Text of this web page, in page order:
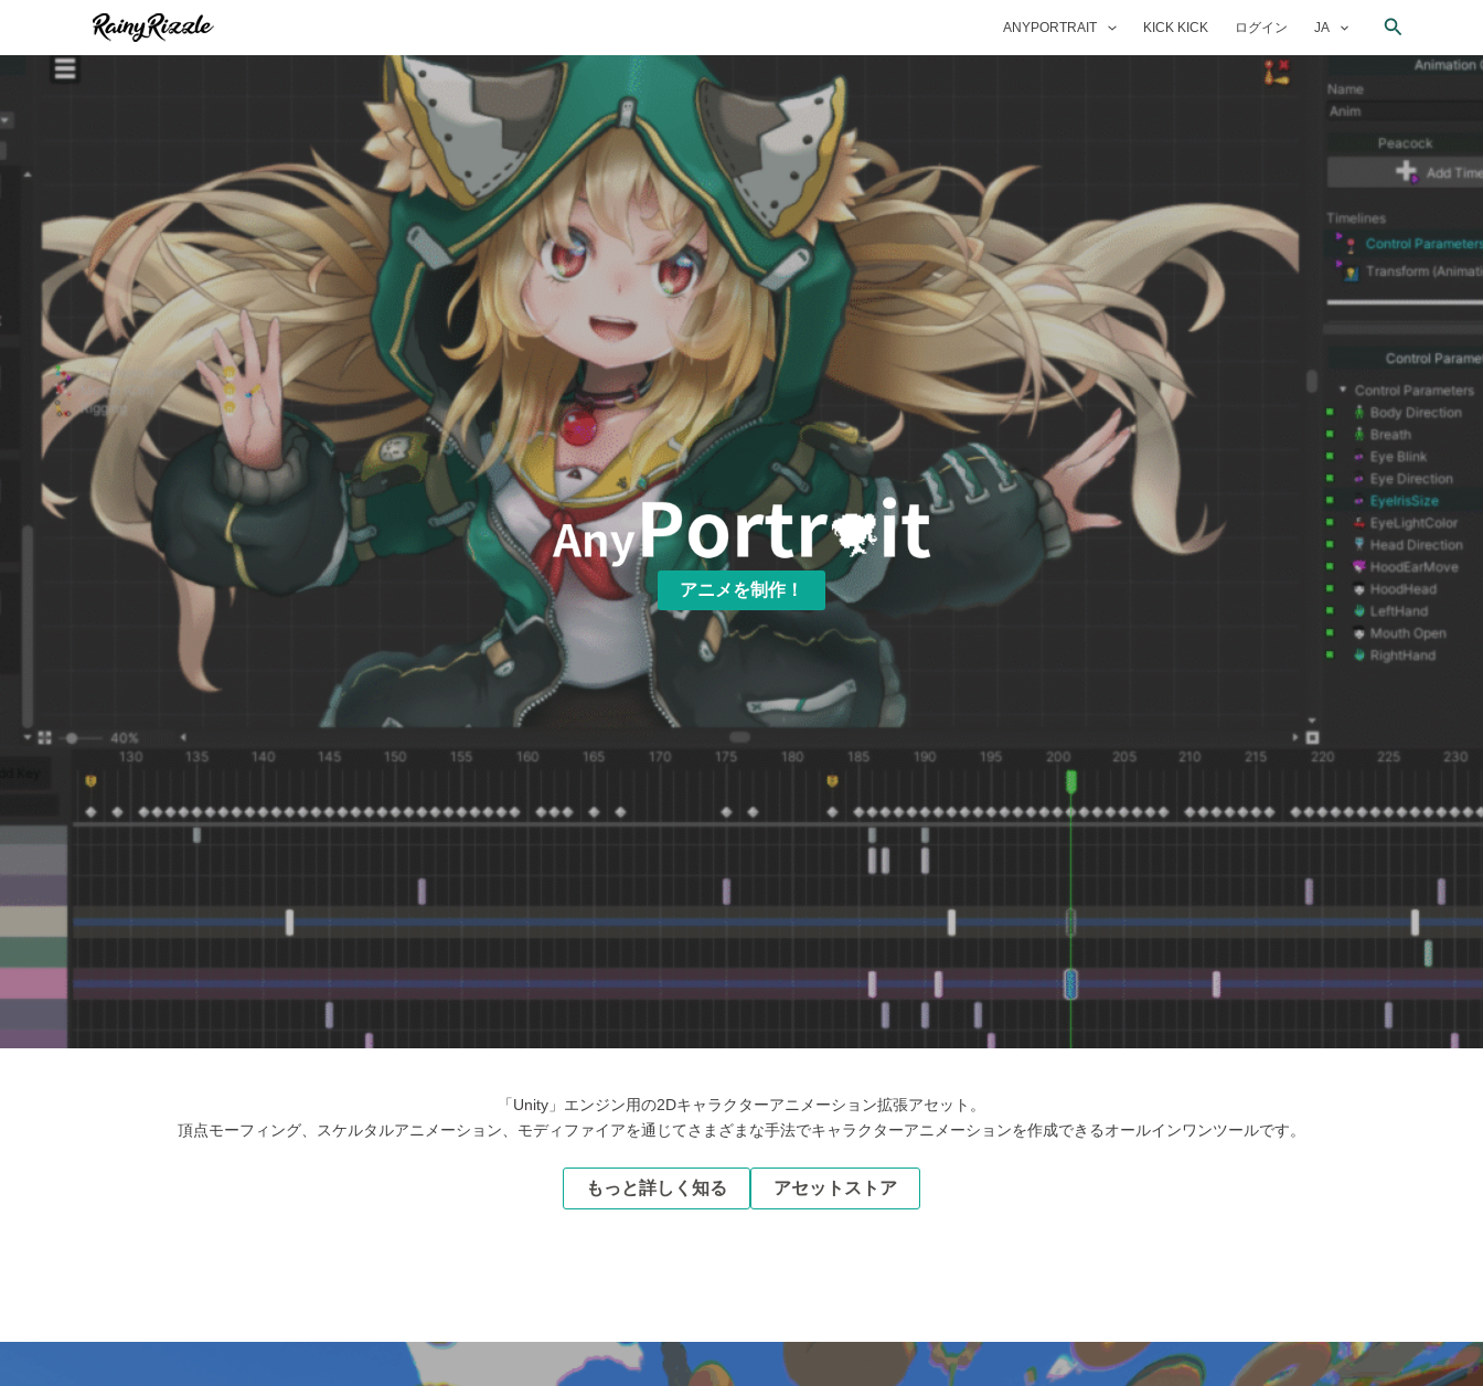
キ
ッ
ANYPORTRAIT KICK KICK ログイン JA
検
索
アニメを制作！
「Unity」エンジン用の2Dキャラクターアニメーション拡張アセット。
頂点モーフィング、スケルタルアニメーション、モディファイアを通じてさまざまな手法でキャラクターアニメーションを作成できるオールインワンツールです。
もっと詳しく知る アセットストア